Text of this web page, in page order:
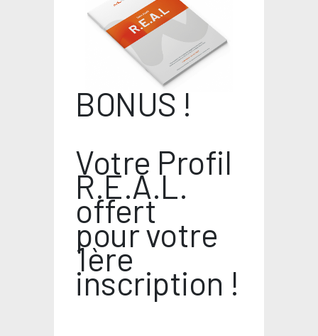
BONUS !
Votre Profil
R.E.A.L.
offert
pour votre
1ère
inscription !